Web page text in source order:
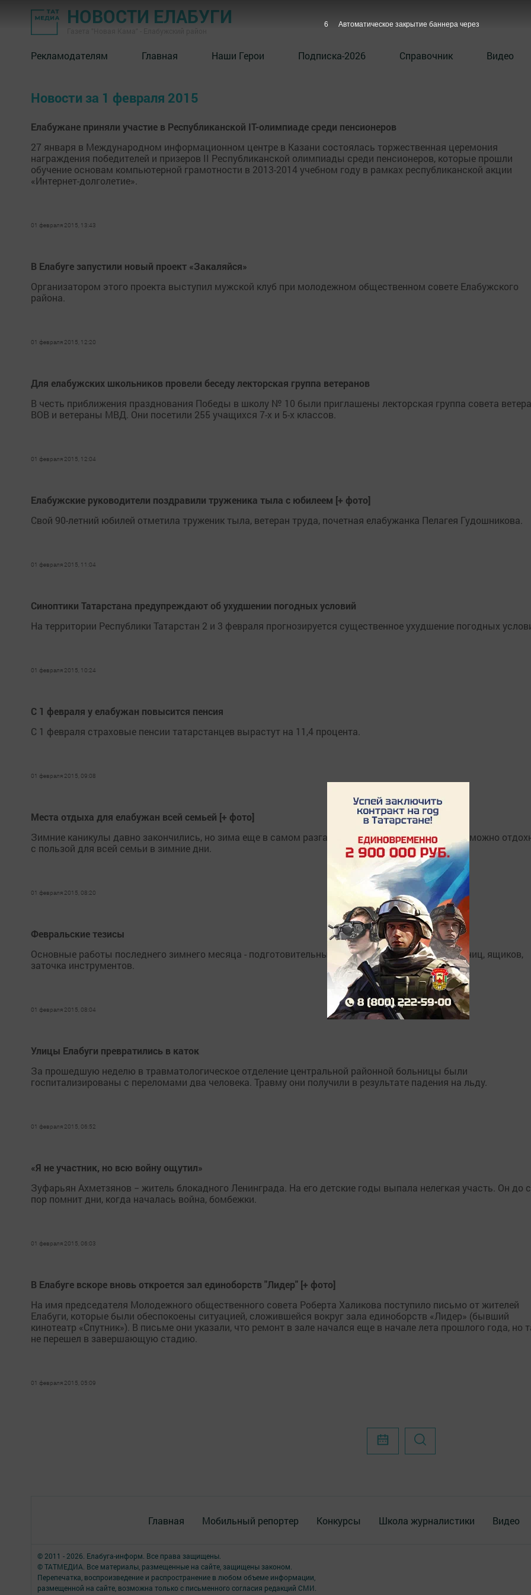
НОВОСТИ ЕЛАБУГИ
Рекламодателям Главная Наши Герои Подписка-2026 Справочник Видео
Новости за 1 февраля 2015
Елабужане приняли участие в Республиканской IT-олимпиаде среди пенсионеров
27 января в Международном информационном центре в Казани состоялась торжественная церемония
награждения победителей и призеров II Республиканской олимпиады среди пенсионеров, которые прошли
обучение основам компьютерной грамотности в 2013-2014 учебном году в рамках республиканской акции
«Интернет-долголетие».
01 февраля 2015, 13:43
В Елабуге запустили новый проект «Закаляйся»
Организатором этого проекта выступил мужской клуб при молодежном общественном совете Елабужского
района.
01 февраля 2015, 12:20
Для елабужских школьников провели беседу лекторская группа ветеранов
В честь приближения празднования Победы в школу № 10 были приглашены лекторская группа совета
ВОВ и ветераны МВД. Они посетили 255 учащихся 7-х и 5-х классов.
01 февраля 2015, 12:04
Елабужские руководители поздравили труженика тыла с юбилеем [+ фото]
Свой 90-летний юбилей отметила труженик тыла, ветеран труда, почетная елабужанка Пелагея Гудошникова.
01 февраля 2015, 11:04
Синоптики Татарстана предупреждают об ухудшении погодных условий
На территории Республики Татарстан 2 и 3 февраля прогнозируется существенное ухудшение погодных
01 февраля 2015, 10:24
С 1 февраля у елабужан повысится пенсия
С 1 февраля страховые пенсии татарстанцев вырастут на 11,4 процента.
01 февраля 2015, 09:08
Места отдыха для елабужан всей семьей [+ фото]
Зимние каникулы давно закончились, но зима еще в самом разгаре. Редакция НК выяснила, где можно
с пользой для всей семьи в зимние дни.
01 февраля 2015, 08:20
Февральские тезисы
Основные работы последнего зимнего месяца - подготовительные: ремонт инвентаря, рам, лестниц, ящиков,
заточка инструментов.
01 февраля 2015, 08:04
Улицы Елабуги превратились в каток
За прошедшую неделю в травматологическое отделение центральной районной больницы были
госпитализированы с переломами два человека. Травму они получили в результате падения на льду.
01 февраля 2015, 06:52
«Я не участник, но всю войну ощутил»
Зуфарьян Ахметзянов − житель блокадного Ленинграда. На его детские годы выпала нелегкая участь. Он до
пор помнит дни, когда началась война, бомбежки.
01 февраля 2015, 06:03
В Елабуге вскоре вновь откроется зал единоборств "Лидер" [+ фото]
На имя председателя Молодежного общественного совета Роберта Халикова поступило письмо от жителей
Елабуги, которые были обеспокоены ситуацией, сложившейся вокруг зала единоборств «Лидер» (бывший
кинотеатр «Спутник»). В письме они указали, что ремонт в зале начался еще в начале лета прошлого года, но
не перешел в завершающую стадию.
01 февраля 2015, 05:09
Главная Мобильный репортер Конкурсы Школа журналистики Видео
© 2011 - 2026. Елабуга-информ. Все права защищены.
© ТАТМЕДИА. Все материалы, размещенные на сайте, защищены законом.
Перепечатка, воспроизведение и распространение в любом объеме информации,
размещенной на сайте, возможна только с письменного согласия редакций СМИ.
6 Автоматическое закрытие баннера через